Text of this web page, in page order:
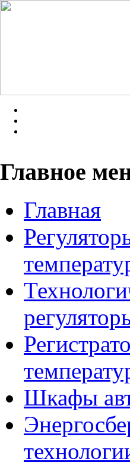
Главное
Главная
Шкафы